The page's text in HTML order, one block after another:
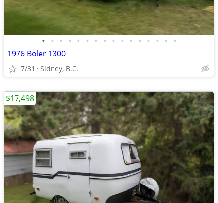
• • • • • • • • • • • • • • • •
1976 Boler 1300
7/31 Sidney, B.C.
$17,498